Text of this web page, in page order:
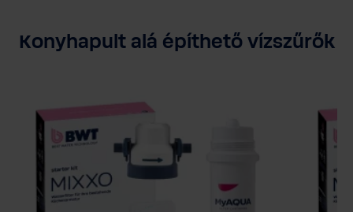
Konyhapult alá építhető vízszűrők